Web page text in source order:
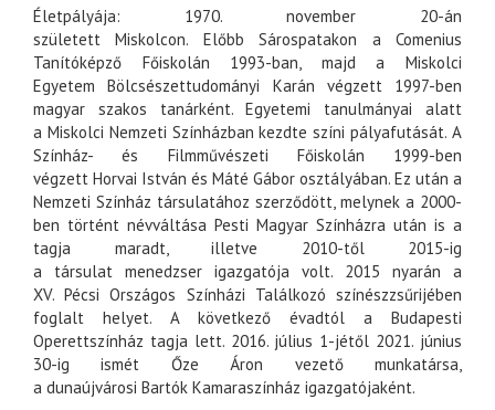
Életpályája: 1970. november 20-án
születettMiskolcon. Előbb Sárospatakon a Comenius
Tanítóképző Főiskolán 1993-ban, majd a Miskolci
Egyetem Bölcsészettudományi Karán végzett 1997-ben
magyar szakos tanárként. Egyetemi tanulmányai alatt
a Miskolci Nemzeti Színházban kezdte színi pályafutását. A
Színház- és Filmművészeti Főiskolán 1999-ben
végzett Horvai István és Máté Gábor osztályában. Ez után a
Nemzeti Színház társulatához szerződött, melynek a 2000-
ben történt névváltása Pesti Magyar Színházra után is a
tagja maradt, illetve 2010-től 2015-ig
a társulat menedzser igazgatója volt. 2015 nyarán a
XV.Pécsi Országos Színházi Találkozó színészzsűrijében
foglalt helyet. A következő évadtól a Budapesti
Operettszínház tagja lett. 2016. július 1-jétől 2021. június
30-ig ismét Őze Áron vezető munkatársa,
a dunaújvárosi Bartók Kamaraszínház igazgatójaként.